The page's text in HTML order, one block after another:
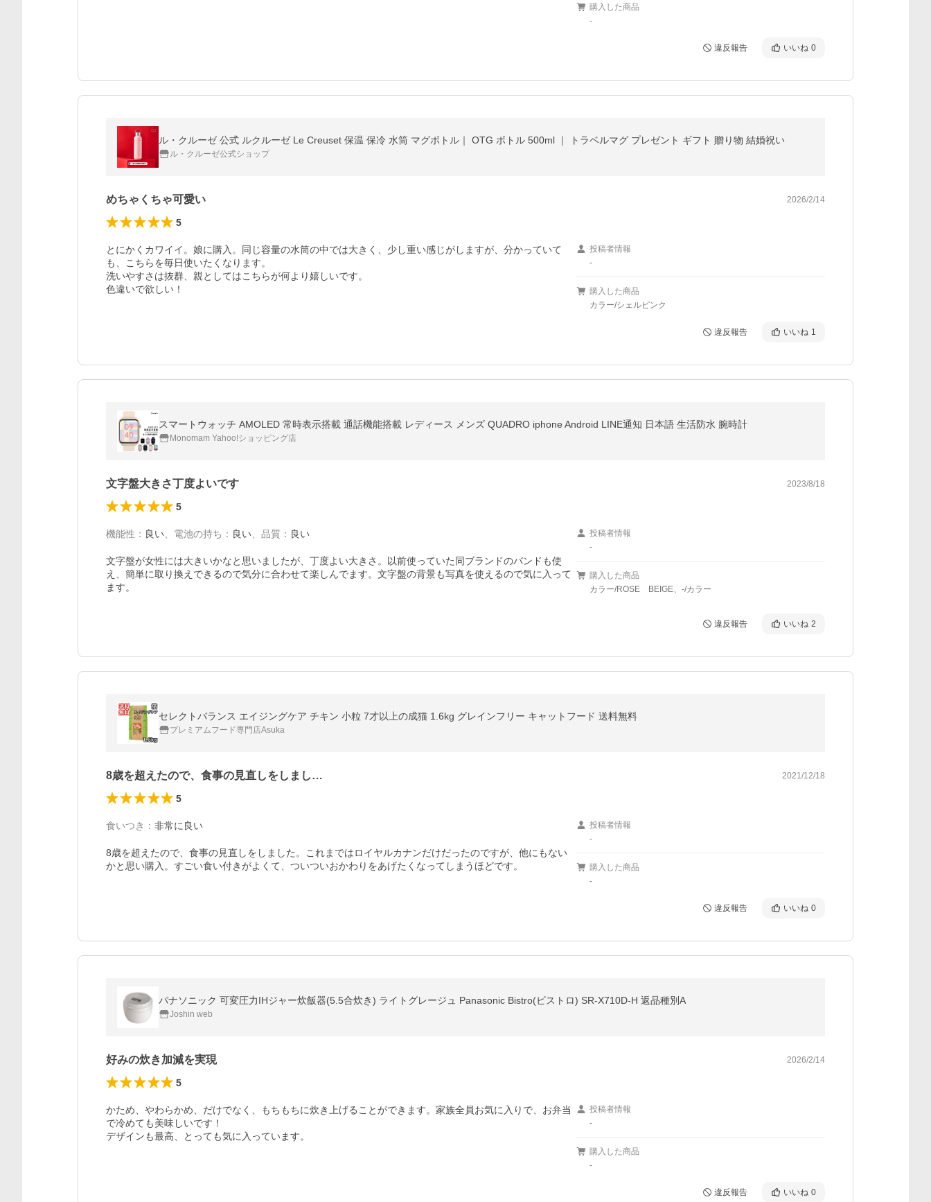
購入した商品
-
違反報告 いいね 0
ル・クルーゼ 公式 ルクルーゼ Le Creuset 保温 保冷 水筒 マグボトル｜ OTG ボトル 500ml ｜ トラベルマグ プレゼント ギフト 贈り物 結婚祝い
ル・クルーゼ公式ショップ
めちゃくちゃ可愛い 2026/2/14
5
とにかくカワイイ。娘に購入。同じ容量の水筒の中では大きく、少し重い感じがしますが、分かっていて
も、こちらを毎日使いたくなります。
洗いやすさは抜群、親としてはこちらが何より嬉しいです。
色違いで欲しい！
投稿者情報
-
購入した商品
カラー/シェルピンク
違反報告 いいね 1
スマートウォッチ AMOLED 常時表示搭載 通話機能搭載 レディース メンズ QUADRO iphone Android LINE通知 日本語 生活防水 腕時計
Monomam Yahoo!ショッピング店
文字盤大きさ丁度よいです 2023/8/18
5
機能性 ： 良い 電池の持ち ： 良い 品質 ： 良い
文字盤が女性には大きいかなと思いましたが、丁度よい大きさ。以前使っていた同ブランドのバンドも使
え、簡単に取り換えできるので気分に合わせて楽しんでます。文字盤の背景も写真を使えるので気に入って
ます。
投稿者情報
-
購入した商品
カラー/ROSE BEIGE、-/カラー
違反報告 いいね 2
セレクトバランス エイジングケア チキン 小粒 7才以上の成猫 1.6kg グレインフリー キャットフード 送料無料
プレミアムフード専門店Asuka
8歳を超えたので、食事の見直しをしまし… 2021/12/18
5
食いつき ： 非常に良い
8歳を超えたので、食事の見直しをしました。これまではロイヤルカナンだけだったのですが、他にもない
かと思い購入。すごい食い付きがよくて、ついついおかわりをあげたくなってしまうほどです。
投稿者情報
-
購入した商品
-
違反報告 いいね 0
パナソニック 可変圧力IHジャー炊飯器(5.5合炊き) ライトグレージュ Panasonic Bistro(ビストロ) SR-X710D-H 返品種別A
Joshin web
好みの炊き加減を実現 2026/2/14
5
かため、やわらかめ、だけでなく、もちもちに炊き上げることができます。家族全員お気に入りで、お弁当
で冷めても美味しいです！
デザインも最高、とっても気に入っています。
投稿者情報
-
購入した商品
-
違反報告 いいね 0